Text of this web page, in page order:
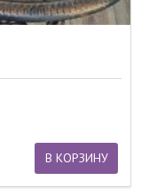
В КОРЗИНУ